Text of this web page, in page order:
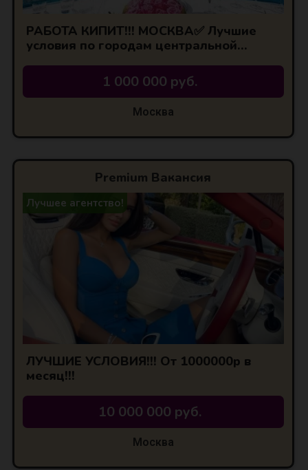
РАБОТА КИПИТ!!! МОСКВА✅ Лучшие
условия по городам центральной
1 000 000 руб.
Москва
Premium Вакансия
Лучшее агентство!
ЛУЧШИЕ УСЛОВИЯ!!! От 1000000р в
месяц!!!
10 000 000 руб.
Москва